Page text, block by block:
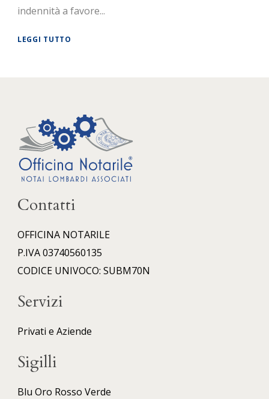
indennità a favore...
LEGGI TUTTO
Contatti
OFFICINA NOTARILE
P.IVA 03740560135
CODICE UNIVOCO: SUBM70N
Servizi
Privati e Aziende
Sigilli
Blu Oro Rosso Verde